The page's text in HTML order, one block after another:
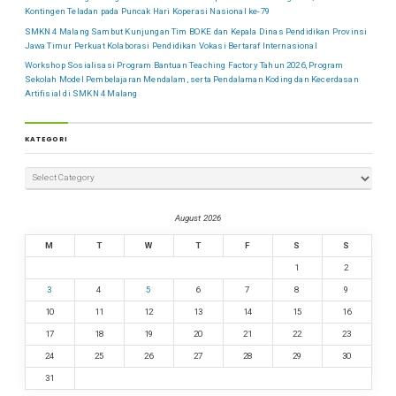
Kontingen Teladan pada Puncak Hari Koperasi Nasional ke-79
SMKN 4 Malang Sambut Kunjungan Tim BOKE dan Kepala Dinas Pendidikan Provinsi
Jawa Timur Perkuat Kolaborasi Pendidikan Vokasi Bertaraf Internasional
Workshop Sosialisasi Program Bantuan Teaching Factory Tahun 2026, Program
Sekolah Model Pembelajaran Mendalam, serta Pendalaman Koding dan Kecerdasan
Artifisial di SMKN 4 Malang
KATEGORI
August 2026
M T W T F S S
1 2
3 4 5 6 7 8 9
10 11 12 13 14 15 16
17 18 19 20 21 22 23
24 25 26 27 28 29 30
31